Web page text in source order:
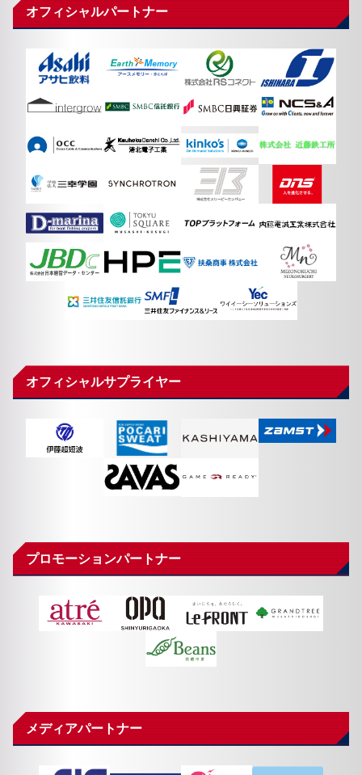
オフィシャルパートナー
オフィシャルサプライヤー
プロモーションパートナー
メディアパートナー